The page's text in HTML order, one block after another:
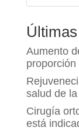
Aumento
proporción
salud de
Cirugía
está